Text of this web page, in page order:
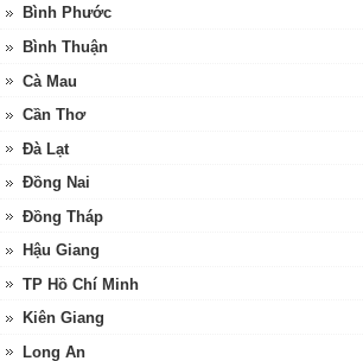
Bình Phước
Bình Thuận
Cà Mau
Cần Thơ
Đà Lạt
Đồng Nai
Đồng Tháp
Hậu Giang
TP Hồ Chí Minh
Kiên Giang
Long An